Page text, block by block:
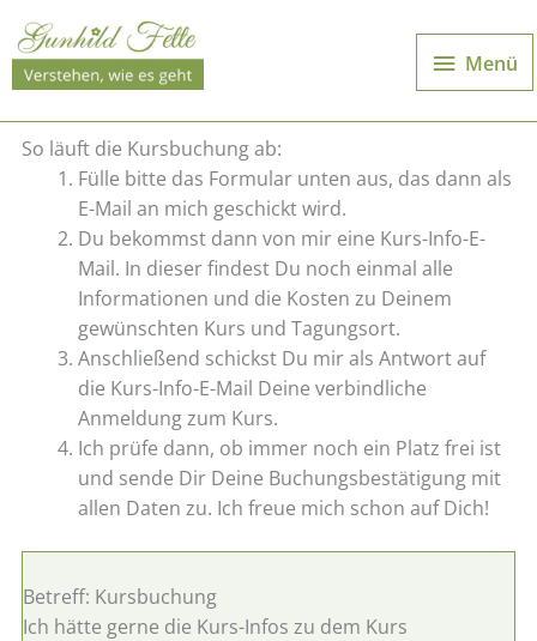
Inhalt
springen
Menü
Menü
So läuft die Kursbuchung ab:
Fülle bitte das Formular unten aus, das dann als
E-Mail an mich geschickt wird.
Du bekommst dann von mir eine Kurs-Info-E-
Mail. In dieser findest Du noch einmal alle
Informationen und die Kosten zu Deinem
gewünschten Kurs und Tagungsort.
Anschließend schickst Du mir als Antwort auf
die Kurs-Info-E-Mail Deine verbindliche
Anmeldung zum Kurs.
Ich prüfe dann, ob immer noch ein Platz frei ist
und sende Dir Deine Buchungsbestätigung mit
allen Daten zu. Ich freue mich schon auf Dich!
Betreff: Kursbuchung
Ich hätte gerne die Kurs-Infos zu dem Kurs